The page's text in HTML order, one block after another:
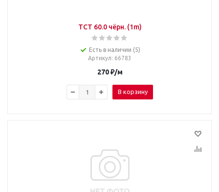
TCT 60.0 чёрн. (1m)
Есть в наличии (5)
Артикул: 66783
270₽/м
В корзину